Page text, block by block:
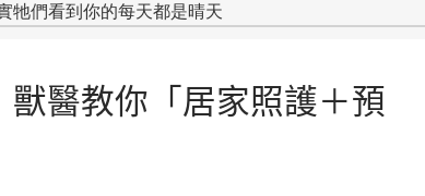
醫教你「居家照護＋預